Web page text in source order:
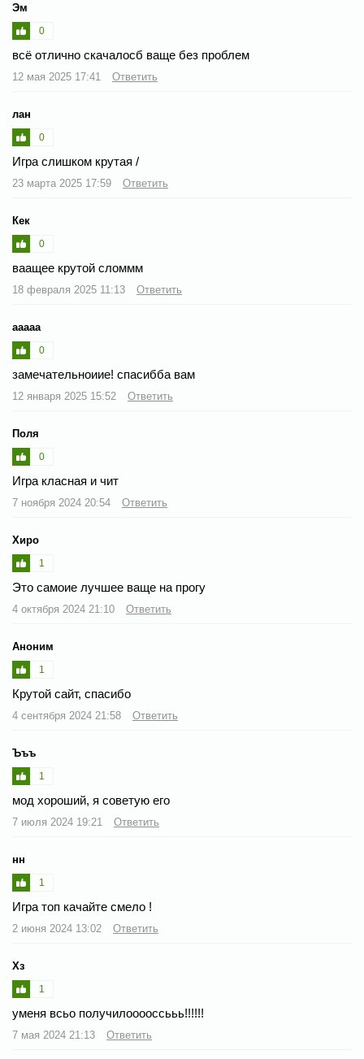
Эм
0
всё отлично скачалосб ваще без проблем
12 мая 2025 17:41 Ответить
лан
0
Игра слишком крутая /
23 марта 2025 17:59 Ответить
Кек
0
ваащее крутой сломмм
18 февраля 2025 11:13 Ответить
ааааа
0
замечательноиие! спасибба вам
12 января 2025 15:52 Ответить
Поля
0
Игра класная и чит
7 ноября 2024 20:54 Ответить
Хиро
1
Это самоие лучшее ваще на прогу
4 октября 2024 21:10 Ответить
Аноним
1
Крутой сайт, спасибо
4 сентября 2024 21:58 Ответить
Ъъъ
1
мод хороший, я советую его
7 июля 2024 19:21 Ответить
нн
1
Игра топ качайте смело !
2 июня 2024 13:02 Ответить
Хз
1
уменя всьо получилооооссььь!!!!!!
7 мая 2024 21:13 Ответить